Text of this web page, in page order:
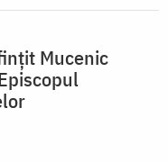
Mucenic